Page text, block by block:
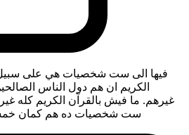
فيها الى ست شخصيات هي على سبيل
الكريم ان هم دول الناس
غيرهم. ما فيش بالقرآن الكريم كله
ست شخصيات ده هم كمان خمسة